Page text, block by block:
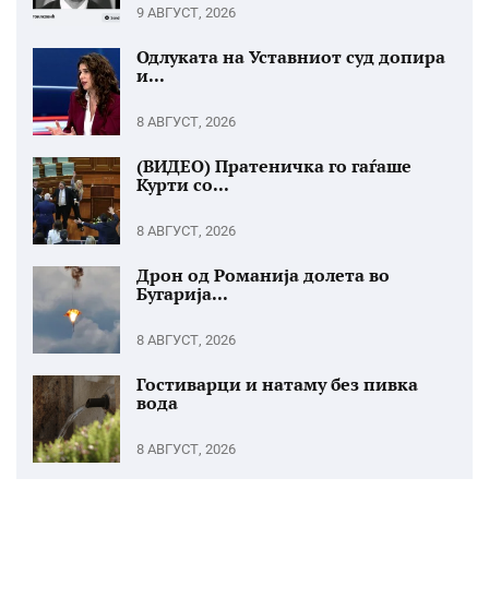
9 АВГУСТ, 2026
Одлуката на Уставниот суд допира
и...
8 АВГУСТ, 2026
(ВИДЕО) Пратеничка го гаѓаше
Курти со...
8 АВГУСТ, 2026
Дрон од Романија долета во
Бугарија...
8 АВГУСТ, 2026
Гостиварци и натаму без пивка
вода
8 АВГУСТ, 2026